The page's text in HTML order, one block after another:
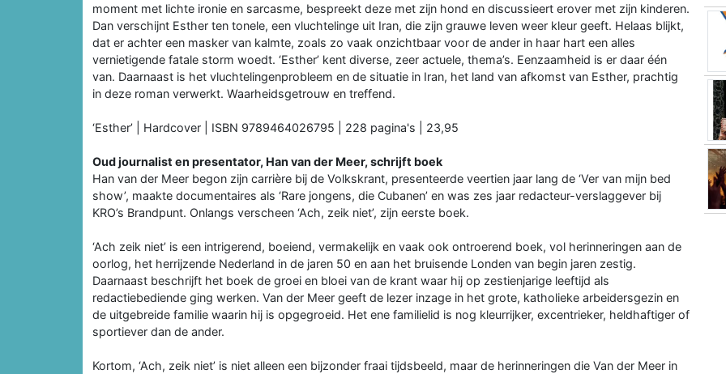
moment met lichte ironie en sarcasme, bespreekt deze met zijn hond en discussieert erover met zijn kinderen.
Dan verschijnt Esther ten tonele, een vluchtelinge uit Iran, die zijn grauwe leven weer kleur geeft. Helaas blijkt,
dat er achter een masker van kalmte, zoals zo vaak onzichtbaar voor de ander in haar hart een alles
vernietigende fatale storm woedt. ‘Esther’ kent diverse, zeer actuele, thema’s. Eenzaamheid is er daar één
van. Daarnaast is het vluchtelingenprobleem en de situatie in Iran, het land van afkomst van Esther, prachtig
in deze roman verwerkt. Waarheidsgetrouw en treffend.
‘Esther’ | Hardcover | ISBN 9789464026795 | 228 pagina's | 23,95
Oud journalist en presentator, Han van der Meer, schrijft boek
Han van der Meer begon zijn carrière bij de Volkskrant, presenteerde veertien jaar lang de ‘Ver van mijn bed
show’, maakte documentaires als ‘Rare jongens, die Cubanen’ en was zes jaar redacteur-verslaggever bij
KRO’s Brandpunt. Onlangs verscheen ‘Ach, zeik niet’, zijn eerste boek.
‘Ach zeik niet’ is een intrigerend, boeiend, vermakelijk en vaak ook ontroerend boek, vol herinneringen aan de
oorlog, het herrijzende Nederland in de jaren 50 en aan het bruisende Londen van begin jaren zestig.
Daarnaast beschrijft het boek de groei en bloei van de krant waar hij op zestienjarige leeftijd als
redactiebediende ging werken. Van der Meer geeft de lezer inzage in het grote, katholieke arbeidersgezin en
de uitgebreide familie waarin hij is opgegroeid. Het ene familielid is nog kleurrijker, excentrieker, heldhaftiger of
sportiever dan de ander.
Kortom, ‘Ach, zeik niet’ is niet alleen een bijzonder fraai tijdsbeeld, maar de herinneringen die Van der Meer in